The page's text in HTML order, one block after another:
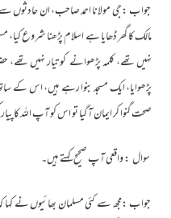
جواب :جی مولانا احمد صاحب، ان حادثوں سے
مالک کا گھر ڈھایا ہے اسلام پڑھنا شروع
نہیں تھے، کلمہ پڑھوانے کو تیار نہیں تھے،
پڑھوایا، ایک مسجد بنوا رہے ہیں، اس کے ساتھ
صحت گنوا کر ایمان آ گیا تو اس کو آپ اللہ کا
سوال : واقعی آپ صحیح کہتے ہیں۔
جواب :مجھ سے کئی مسلمان بھائیوں نے کہا